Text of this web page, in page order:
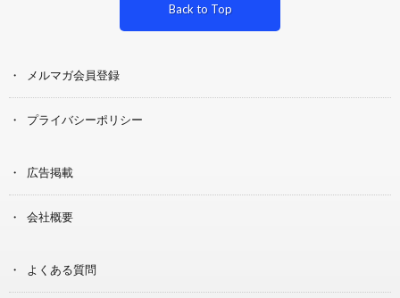
Back to Top
メルマガ会員登録
プライバシーポリシー
広告掲載
会社概要
よくある質問